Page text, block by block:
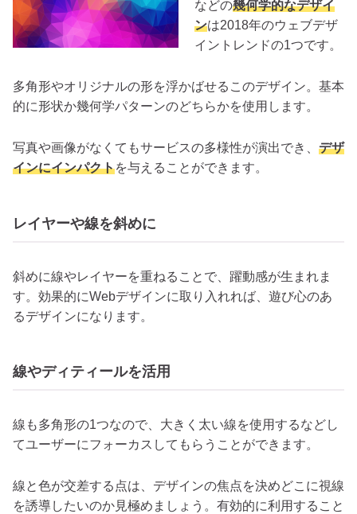
などの幾何学的なデザイ
ンは2018年のウェブデザ
イントレンドの1つです。
多角形やオリジナルの形を浮かばせるこのデザイン。基本
的に形状か幾何学パターンのどちらかを使用します。
写真や画像がなくてもサービスの多様性が演出でき、 デザ
インにインパクトを与えることができます。
レイヤーや線を斜めに
斜めに線やレイヤーを重ねることで、躍動感が生まれま
す。効果的にWebデザインに取り入れれば、遊び心のあ
るデザインになります。
線やディティールを活用
線も多角形の1つなので、大きく太い線を使用するなどし
てユーザーにフォーカスしてもらうことができます。
線と色が交差する点は、デザインの焦点を決めどこに視線
を誘導したいのか見極めましょう。有効的に利用すること